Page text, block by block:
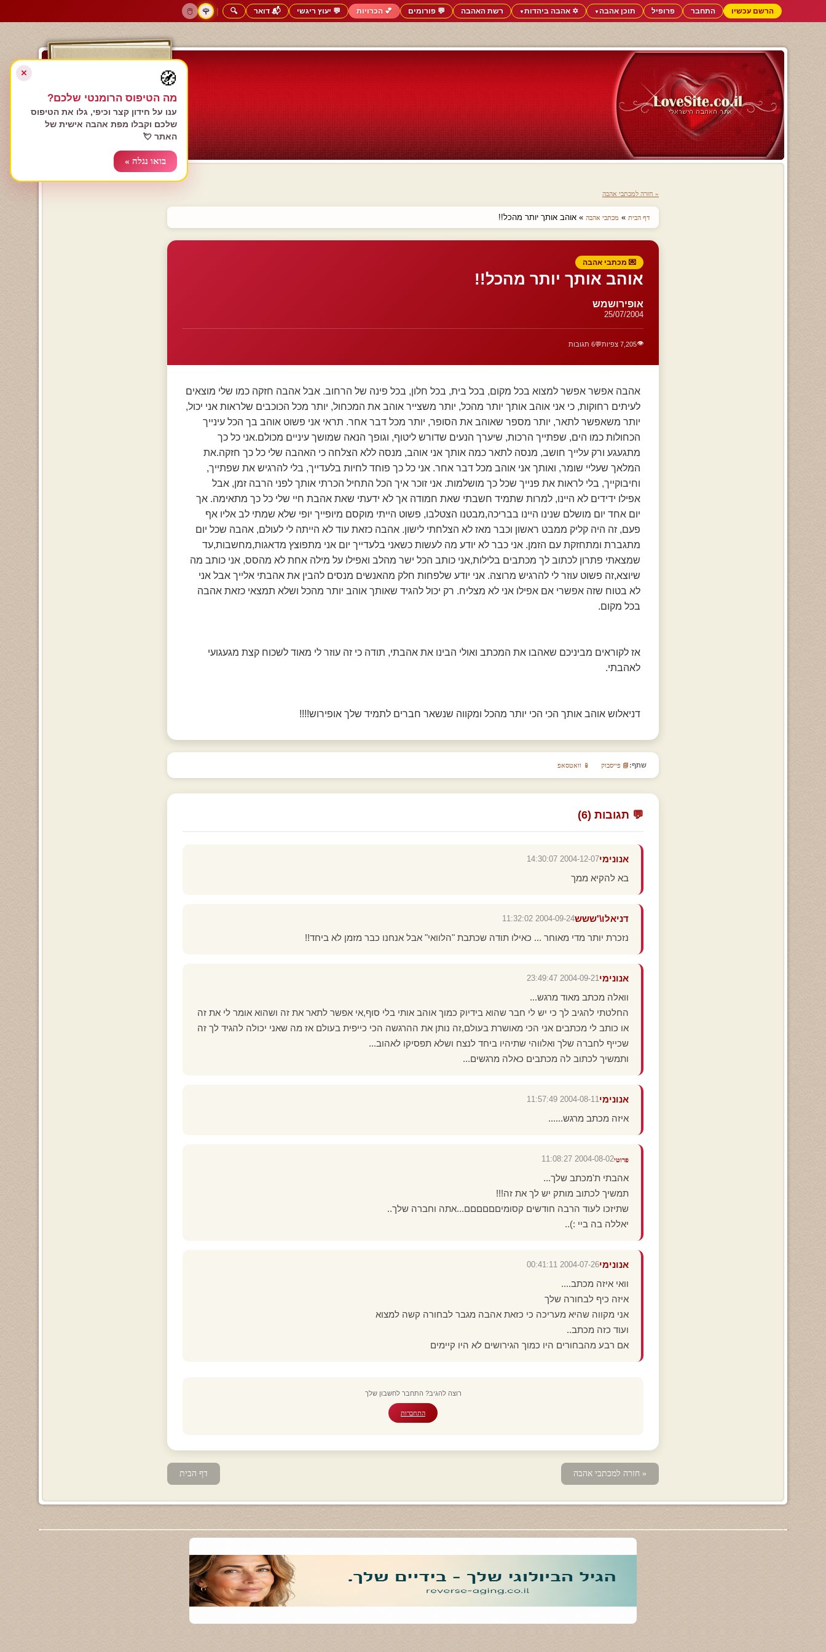
הרשם עכשיו התחבר פרופיל תוכן אהבה▼ ✡️ אהבה ביהדות▼ רשת האהבה 💬 פורומים 💕 הכרויות 💬 יעוץ ריגשי 📬 דואר 🔍
|
🌹
🖱️
הרשם עכשיו
התחבר
« חזרה למכתבי אהבה
דף הבית » מכתבי אהבה » אוהב אותך יותר מהכל!!
💌 מכתבי אהבה
אוהב אותך יותר מהכל!!
אופירושמש
25/07/2004
👁️7,205 צפיות 💬6 תגובות
אהבה אפשר אפשר למצוא בכל מקום, בכל בית, בכל חלון, בכל פינה של הרחוב. אבל אהבה חזקה כמו שלי מוצאים
לעיתים רחוקות, כי אני אוהב אותך יותר מהכל, יותר משצייר אוהב את המכחול, יותר מכל הכוכבים שלראות אני יכול,
יותר משאפשר לתאר, יותר מספר שאוהב את הסופר, יותר מכל דבר אחר. תראי אני פשוט אוהב בך הכל עינייך
הכחולות כמו הים, שפתייך הרכות, שיערך הנעים שדורש ליטוף, וגופך הנאה שמושך עיניים מכולם.אני כל כך
מתגעגע ורק עלייך חושב, מנסה לתאר כמה אותך אני אוהב, מנסה ללא הצלחה כי האהבה שלי כל כך חזקה.את
המלאך שעליי שומר, ואותך אני אוהב מכל דבר אחר. אני כל כך פוחד לחיות בלעדייך, בלי להרגיש את שפתייך,
וחיבוקייך, בלי לראות את פנייך שכל כך מושלמות. אני זוכר איך הכל התחיל הכרתי אותך לפני הרבה זמן, אבל
אפילו ידידים לא היינו, למרות שתמיד חשבתי שאת חמודה אך לא ידעתי שאת אהבת חיי שלי כל כך מתאימה. אך
יום אחד יום מושלם שנינו היינו בבריכה,מבטנו הצטלבו, פשוט הייתי מוקסם מיופייך יופי שלא שמתי לב אליו אף
פעם, זה היה קליק ממבט ראשון וכבר מאז לא הצלחתי לישון. אהבה כזאת עוד לא הייתה לי לעולם, אהבה שכל יום
מתגברת ומתחזקת עם הזמן. אני כבר לא יודע מה לעשות כשאני בלעדייך יום אני מתפוצץ מדאגות,מחשבות,עד
שמצאתי פתרון לכתוב לך מכתבים בלילות,אני כותב הכל ישר מהלב ואפילו על מילה אחת לא מהסס, אני כותב מה
שיוצא,זה פשוט עוזר לי להרגיש מרוצה. אני יודע שלפחות חלק מהאנשים מנסים להבין את אהבתי אלייך אבל אני
לא בטוח שזה אפשרי אם אפילו אני לא מצליח. רק יכול להגיד שאותך אוהב יותר מהכל ושלא תמצאי כזאת אהבה
בכל מקום.
אז לקוראים מביניכם שאהבו את המכתב ואולי הבינו את אהבתי, תודה כי זה עוזר לי מאוד לשכוח קצת מגעגועי
לאהבתי.
דניאלוש אוהב אותך הכי הכי יותר מהכל ומקווה שנשאר חברים לתמיד שלך אופירוש!!!!
שתף: 📘 פייסבוק 📱 וואטסאפ
💬 תגובות (6)
אנונימי2004-12-07 14:30:07
בא להקיא ממך
דניאלו\'ששש2004-09-24 11:32:02
נזכרת יותר מדי מאוחר ... כאילו תודה שכתבת "הלוואי" אבל אנחנו כבר מזמן לא ביחד!!
אנונימי2004-09-21 23:49:47
וואלה מכתב מאוד מרגש...
החלטתי להגיב לך כי יש לי חבר שהוא בידיוק כמוך אוהב אותי בלי סוף,אי אפשר לתאר את זה ושהוא אומר לי את זה
או כותב לי מכתבים אני הכי מאושרת בעולם,זה נותן את ההרגשה הכי כייפית בעולם אז מה שאני יכולה להגיד לך זה
שכייף לחברה שלך ואלווהי שתיהיו ביחד לנצח ושלא תפסיקו לאהוב...
ותמשיך לכתוב לה מכתבים כאלה מרגשים...
אנונימי2004-08-11 11:57:49
איזה מכתב מרגש......
פרוטי2004-08-02 11:08:27
אהבתי ת'מכתב שלך...
תמשיך לכתוב מותק יש לך את זה!!!
שתיזכו לעוד הרבה חודשים קסומיםםםםםם...אתה וחברה שלך..
יאללה בה ביי :)..
אנונימי2004-07-26 00:41:11
וואי איזה מכתב....
איזה כיף לבחורה שלך
אני מקווה שהיא מעריכה כי כזאת אהבה מגבר לבחורה קשה למצוא
ועוד כזה מכתב..
אם רבע מהבחורים היו כמוך הגירושים לא היו קיימים
רוצה להגיב? התחבר לחשבון שלך
התחברות
« חזרה למכתבי אהבה דף הבית